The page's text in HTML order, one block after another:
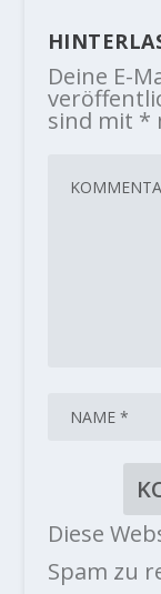
Deine E-
sind mit *
Diese
Spam zu